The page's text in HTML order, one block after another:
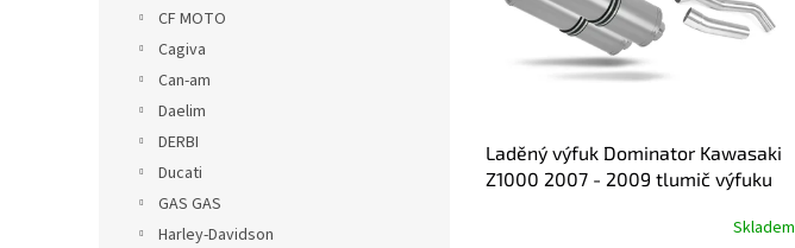
CF MOTO
Cagiva
Can-am
Daelim
DERBI
Ducati
GAS GAS
Harley-Davidson
Laděný výfuk Dominator Kawasaki
Z1000 2007 - 2009 tlumič výfuku
Skladem